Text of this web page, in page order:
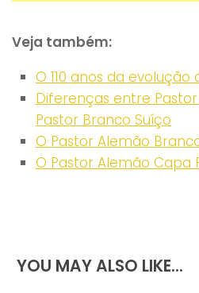
Veja também:
O 110 anos da
Diferenças entre
Pastor Branco Suíço
O Pastor Alemão
O Pastor Alemão Capa
YOU MAY ALSO LIKE...